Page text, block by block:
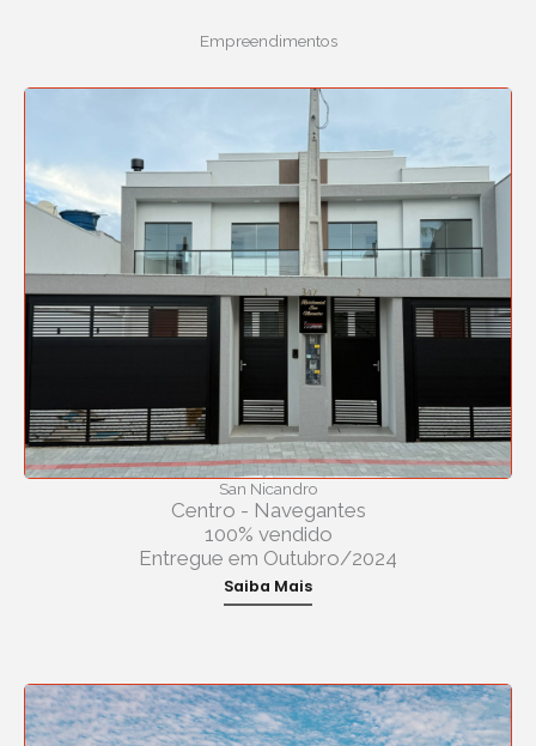
Empreendimentos
San Nicandro
Centro - Navegantes
100% vendido
Entregue em Outubro/2024
Saiba Mais